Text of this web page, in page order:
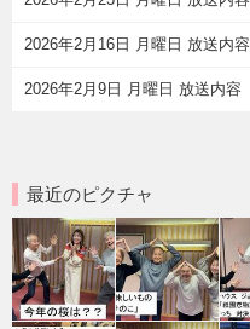
2026年2月16日 月曜日 放送内容
2026年2月9日 月曜日 放送内容
最近のピクチャ